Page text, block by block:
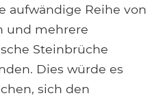
aufwändige Reihe von
und mehrere
Steinbrüche
Dies würde es
sich den